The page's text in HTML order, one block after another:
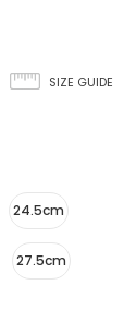
SIZE GUIDE
24.5cm
27.5cm